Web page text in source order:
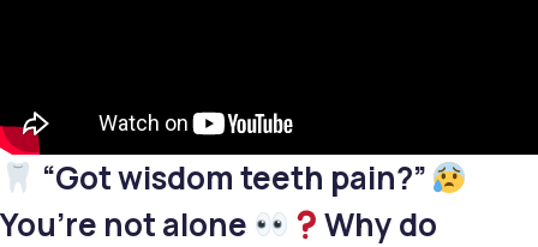
“Got wisdom teeth pain?”
You’re not alone
Why do